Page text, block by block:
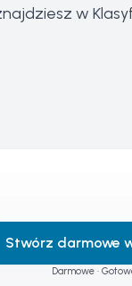
w
Stwórz darmowe
Darmowe ·